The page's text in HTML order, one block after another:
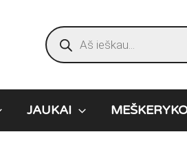
Products
search
JAUKAI